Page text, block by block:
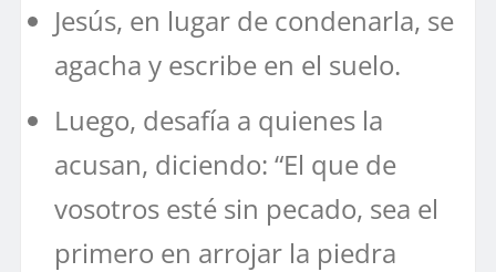
Jesús, en lugar de condenarla, se
agacha y escribe en el suelo.
Luego, desafía a quienes la
acusan, diciendo: “El que de
vosotros esté sin pecado, sea el
primero en arrojar la piedra